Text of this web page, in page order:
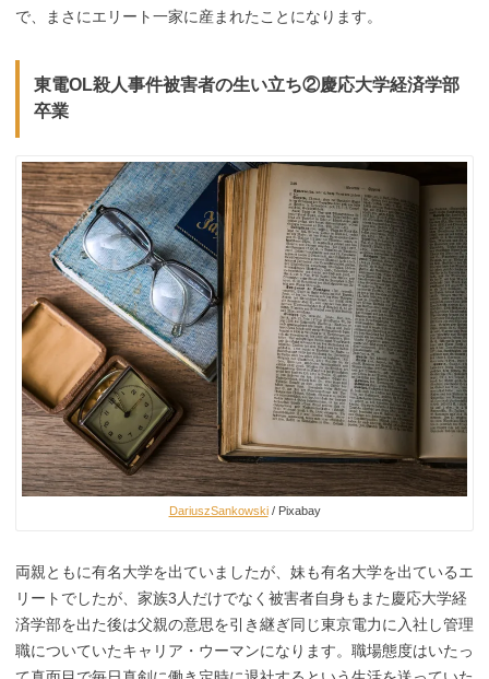
で、まさにエリート一家に産まれたことになります。
東電OL殺人事件被害者の生い立ち②慶応大学経済学部
卒業
DariuszSankowski/ Pixabay
両親ともに有名大学を出ていましたが、妹も有名大学を出ているエ
リートでしたが、家族3人だけでなく被害者自身もまた慶応大学経
済学部を出た後は父親の意思を引き継ぎ同じ東京電力に入社し管理
職についていたキャリア・ウーマンになります。職場態度はいたっ